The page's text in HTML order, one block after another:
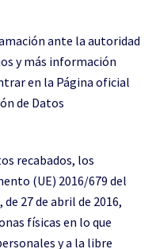
ante la autoridad
y más información
en la Página oficial
de Datos
recabados, los
(UE) 2016/679 del
27 de abril de 2016,
físicas en lo que
y a la libre